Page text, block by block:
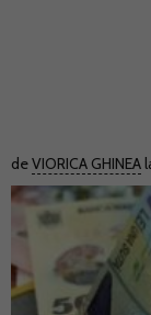
deVIORICA GHINEA